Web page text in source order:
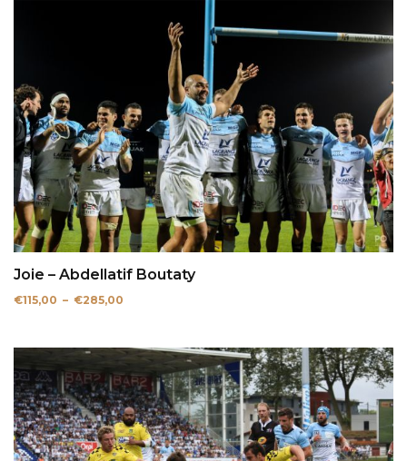
Joie – Abdellatif Boutaty
€115,00 – €285,00
à
€285,00